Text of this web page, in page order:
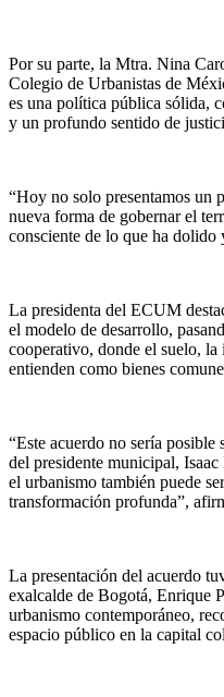
Por su parte, la Mtra. Nina
Colegio de Urbanistas de
es una política pública sólida,
y un profundo sentido de
“Hoy no solo presentamos un
nueva forma de gobernar el
consciente de lo que ha dolido
La presidenta del ECUM
el modelo de desarrollo,
cooperativo, donde el suelo,
entienden como bienes
“Este acuerdo no sería
del presidente municipal,
el urbanismo también puede
transformación profunda”,
La presentación del acuerdo
exalcalde de Bogotá, Enrique
urbanismo contemporáneo,
espacio público en la capital